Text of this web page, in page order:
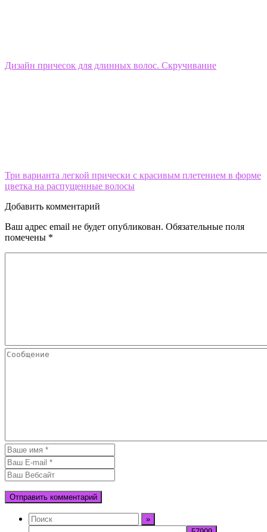
Дизайн причесок для длинных волос. Скручивание
Три варианта легкой прически с красивым плетением в форме
цветка на распущенные волосы
Добавить комментарий
Ваш адрес email не будет опубликован. Обязательные поля
помечены *